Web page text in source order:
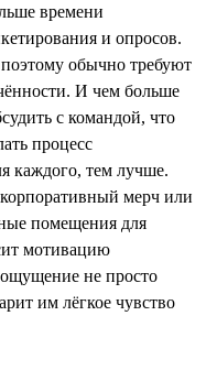
времени
и опросов.
обычно требуют
И чем больше
с командой, что
процесс
каждого, тем лучше.
мерч или
помещения для
мотивацию
ощущение не просто
им лёгкое чувство